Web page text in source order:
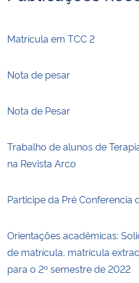
Gabinete de Segurança Institucional
Advocacia-Geral da União
Banco Central do Brasil
Matrícula em TCC 2
Nota de pesar
Nota de Pesar
Trabalho de alunos de
na Revista Arco
Participe da Pré Conferencia
Orientações acadêmicas:
de matrícula, matrícula
para o 2º semestre de 2022